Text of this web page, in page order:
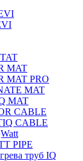
MAT
MAT PRO
MAT
MAT
CABLE
CABLE
PIPE
труб IQ